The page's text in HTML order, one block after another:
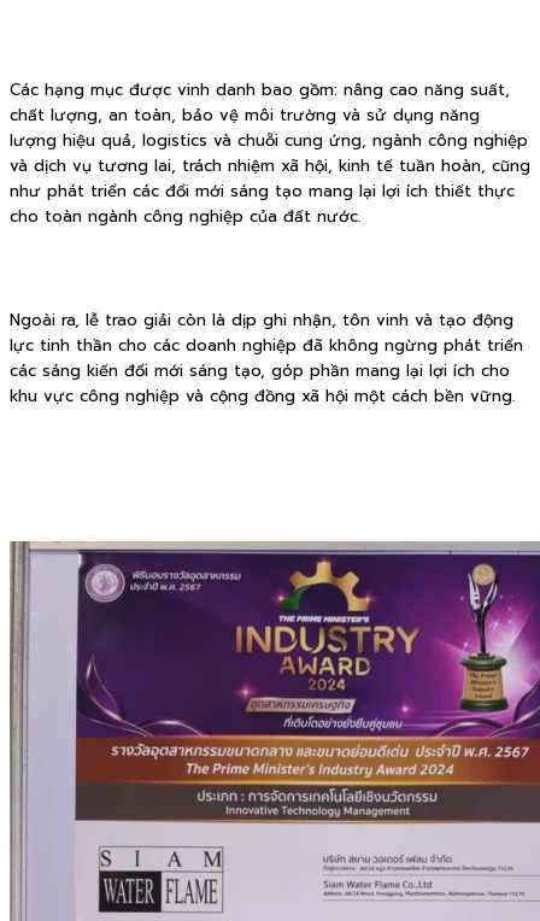
Các hạng mục được vinh danh bao gồm: nâng cao năng suất,
chất lượng, an toàn, bảo vệ môi trường và sử dụng năng
lượng hiệu quả, logistics và chuỗi cung ứng, ngành công nghiệp
và dịch vụ tương lai, trách nhiệm xã hội, kinh tế tuần hoàn, cũng
như phát triển các đổi mới sáng tạo mang lại lợi ích thiết thực
cho toàn ngành công nghiệp của đất nước.
Ngoài ra, lễ trao giải còn là dịp ghi nhận, tôn vinh và tạo động
lực tinh thần cho các doanh nghiệp đã không ngừng phát triển
các sáng kiến đổi mới sáng tạo, góp phần mang lại lợi ích cho
khu vực công nghiệp và cộng đồng xã hội một cách bền vững.